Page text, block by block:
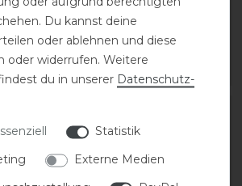
statt 79,95 €
68,00 € *
Du kannst deine
oder ablehnen und diese
oder widerrufen. Weitere
du in unserer Daten­schutz­
Statistik
Externe Medien